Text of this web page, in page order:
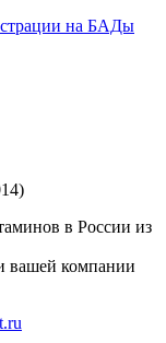
на БАДы
в России из
вашей компании